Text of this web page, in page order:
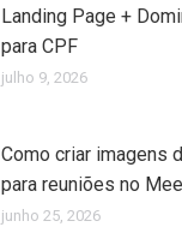
Landing Page +
para CPF
julho 9, 2026
Como criar imagens
para reuniões no
junho 25, 2026